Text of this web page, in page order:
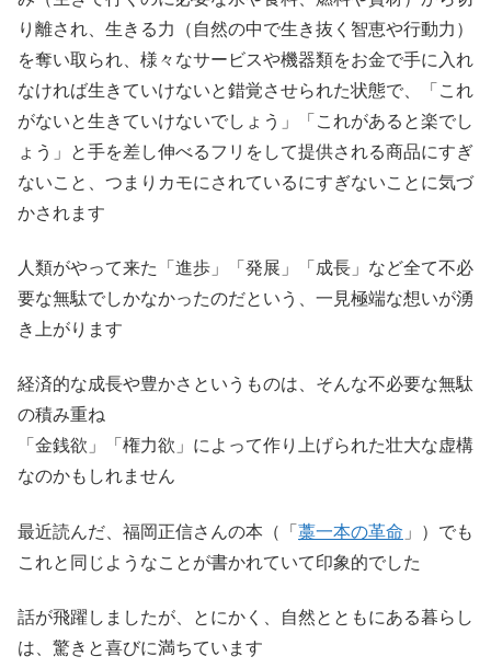
り離され、生きる力（自然の中で生き抜く智恵や行動力）
を奪い取られ、様々なサービスや機器類をお金で手に入れ
なければ生きていけないと錯覚させられた状態で、「これ
がないと生きていけないでしょう」「これがあると楽でし
ょう」と手を差し伸べるフリをして提供される商品にすぎ
ないこと、つまりカモにされているにすぎないことに気づ
かされます
人類がやって来た「進歩」「発展」「成長」など全て不必
要な無駄でしかなかったのだという、一見極端な想いが湧
き上がります
経済的な成長や豊かさというものは、そんな不必要な無駄
の積み重ね
「金銭欲」「権力欲」によって作り上げられた壮大な虚構
なのかもしれません
最近読んだ、福岡正信さんの本（「 藁一本の革命 」）でも
これと同じようなことが書かれていて印象的でした
話が飛躍しましたが、とにかく、自然とともにある暮らし
は、驚きと喜びに満ちています